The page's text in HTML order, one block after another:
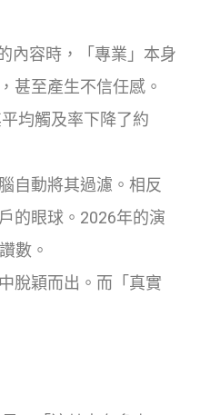
內容時，「專業」本身
甚至產生不信任感。
均觸及率下降了約
自動將其過濾。相反
的眼球。2026年的演
數。
脫穎而出。而「真實